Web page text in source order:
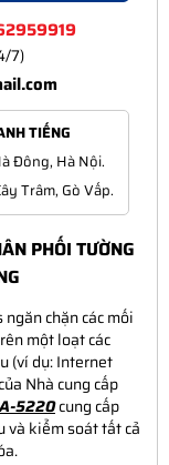
7)
TIẾNG
Đông, Hà Nội.
Trâm, Gò Vấp.
PHỐI TƯỜNG
chặn các mối
một loạt các
(ví dụ: Internet
Nhà cung cấp
5220cung cấp
và kiểm soát tất cả